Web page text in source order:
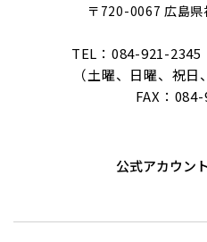
〒720-0067 広島
TEL：084-921-2345
（土曜、日曜、祝日
FAX：
公式アカウント